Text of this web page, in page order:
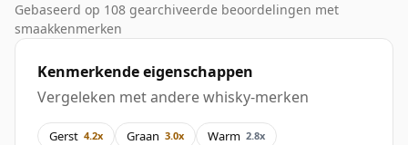
Gebaseerd op 108 gearchiveerde beoordelingen met
smaakkenmerken
Kenmerkende eigenschappen
Vergeleken met andere whisky-merken
Gerst 4.2x Graan 3.0x Warm 2.8x